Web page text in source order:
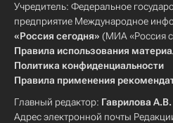
Учредитель: Федеральное
предприятие Международное
«Россия сегодня» (МИА «Россия
Правила использования
Политика конфиденциальности
Правила применения
Главный редактор: Гаврилова А.В.
Адрес электронной почты